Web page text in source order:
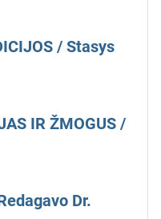
/ Stasys
IR ŽMOGUS /
Dr.